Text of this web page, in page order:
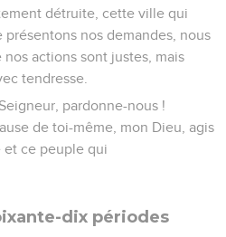
détruite, cette ville qui
présentons nos demandes, nous
actions sont justes, mais
tendresse.
pardonne-nous !
de toi-même, mon Dieu, agis
et ce peuple qui
dix périodes